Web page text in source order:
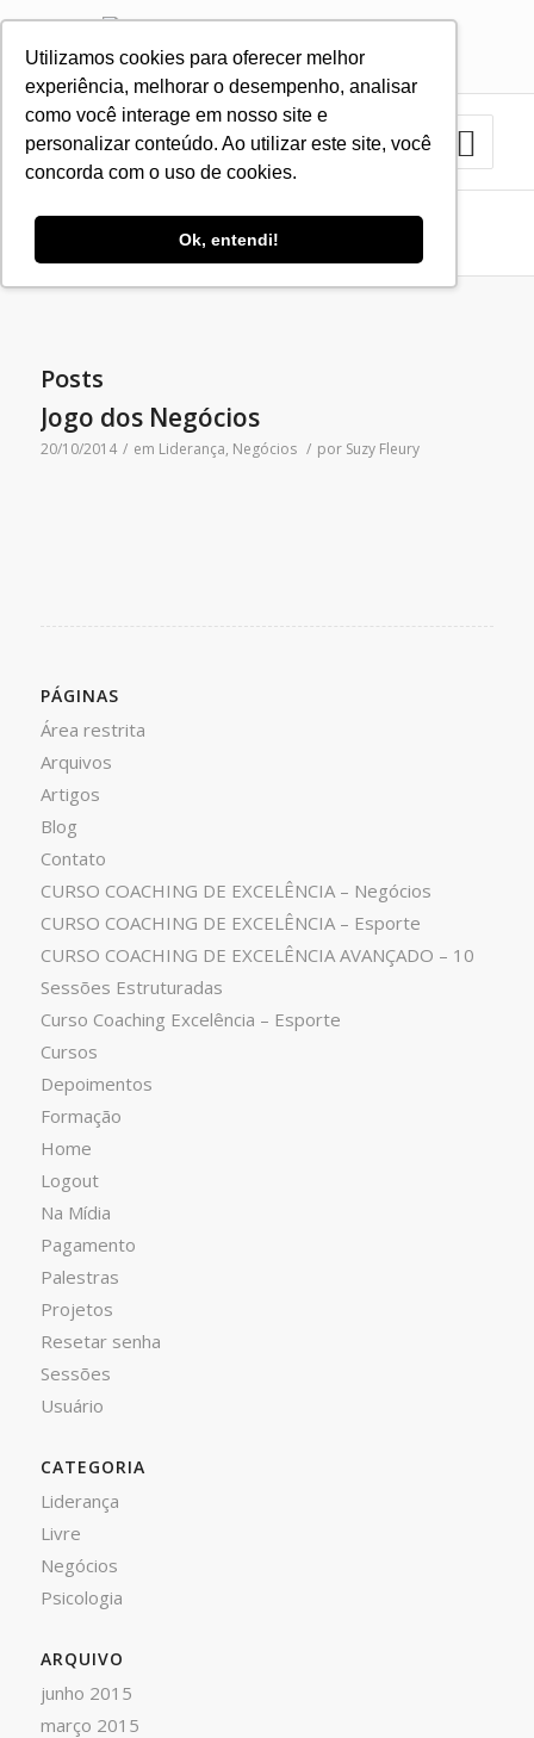
Utilizamos cookies para oferecer melhor
experiência, melhorar o desempenho, analisar
como você interage em nosso site e
personalizar conteúdo. Ao utilizar este site, você
concorda com o uso de cookies.
Ok, entendi!
11 3879-2423 11 9.8383-1035
Arquivo para Tag: equipes
Home / equipes
Posts
Jogo dos Negócios
20/10/2014 / em Liderança, Negócios / por Suzy Fleury
PÁGINAS
Área restrita
Arquivos
Artigos
Blog
Contato
CURSO COACHING DE EXCELÊNCIA – Negócios
CURSO COACHING DE EXCELÊNCIA – Esporte
CURSO COACHING DE EXCELÊNCIA AVANÇADO – 10
Sessões Estruturadas
Curso Coaching Excelência – Esporte
Cursos
Depoimentos
Formação
Home
Logout
Na Mídia
Pagamento
Palestras
Projetos
Resetar senha
Sessões
Usuário
CATEGORIA
Liderança
Livre
Negócios
Psicologia
ARQUIVO
junho 2015
março 2015